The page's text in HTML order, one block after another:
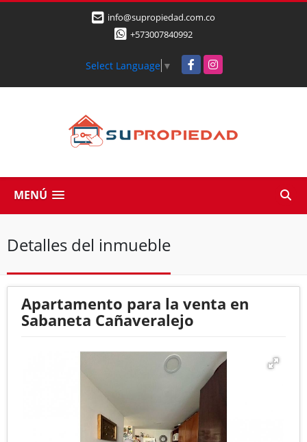
info@supropiedad.com.co
+573007840992
Select Language ▼ FacebookInstagram
MENÚ
Detalles del inmueble
Apartamento para la venta en
Sabaneta Cañaveralejo